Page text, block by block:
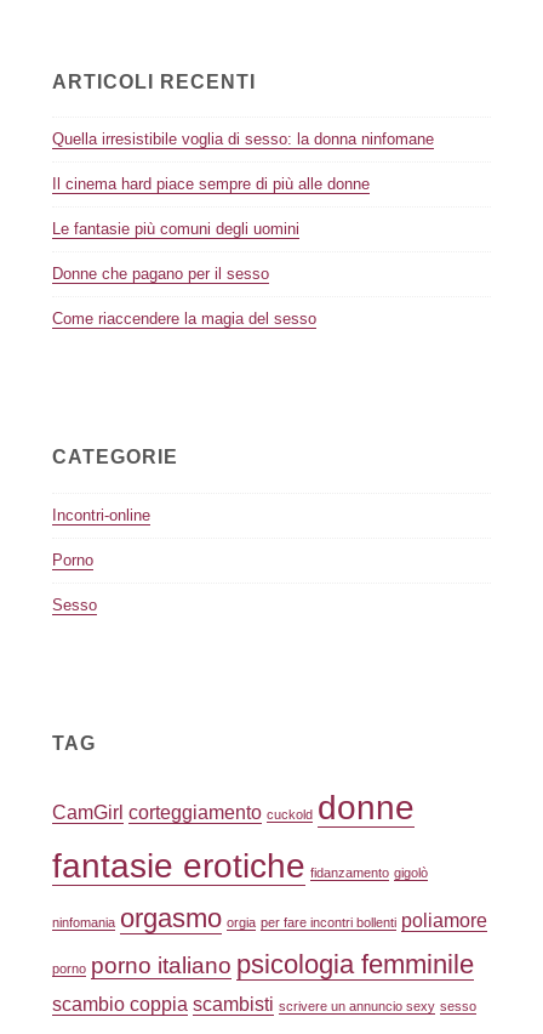
ARTICOLI RECENTI
Quella irresistibile voglia di sesso: la donna ninfomane
Il cinema hard piace sempre di più alle donne
Le fantasie più comuni degli uomini
Donne che pagano per il sesso
Come riaccendere la magia del sesso
CATEGORIE
Incontri-online
Porno
Sesso
TAG
CamGirl corteggiamento cuckold donne
fantasie erotiche fidanzamento gigolò
ninfomania orgasmo orgia per fare incontri bollenti poliamore
porno porno italiano psicologia femminile
scambio coppia scambisti scrivere un annuncio sexy sesso